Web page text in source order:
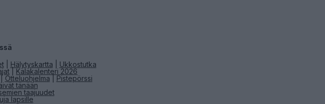
| Hälytyskartta
Ukkostutka
Kalakalenteri 2026
Otteluohjelma
Pistepörssi
tänään
taajuudet
lapsille